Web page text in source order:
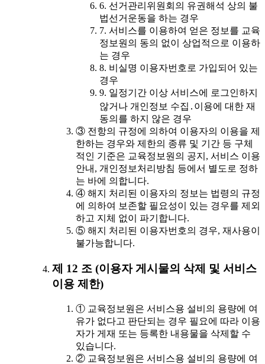
6. 선거관리위원회의 유권해석 상의 불
법선거운동을 하는 경우
7. 서비스를 이용하여 얻은 정보를 교육
정보원의 동의 없이 상업적으로 이용하
는 경우
8. 비실명 이용자번호로 가입되어 있는
경우
9. 일정기간 이상 서비스에 로그인하지
않거나 개인정보 수집․이용에 대한 재
동의를 하지 않은 경우
③ 전항의 규정에 의하여 이용자의 이용을 제
한하는 경우와 제한의 종류 및 기간 등 구체
적인 기준은 교육정보원의 공지, 서비스 이용
안내, 개인정보처리방침 등에서 별도로 정하
는 바에 의합니다.
④ 해지 처리된 이용자의 정보는 법령의 규정
에 의하여 보존할 필요성이 있는 경우를 제외
하고 지체 없이 파기합니다.
⑤ 해지 처리된 이용자번호의 경우, 재사용이
불가능합니다.
제 12 조 (이용자 게시물의 삭제 및 서비스
이용 제한)
① 교육정보원은 서비스용 설비의 용량에 여
유가 없다고 판단되는 경우 필요에 따라 이용
자가 게재 또는 등록한 내용물을 삭제할 수
있습니다.
② 교육정보원은 서비스용 설비의 용량에 여